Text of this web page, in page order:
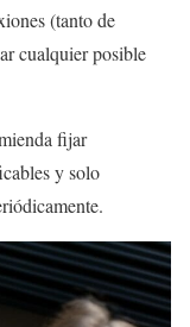
(tanto de
cualquier posible
fijar
y solo